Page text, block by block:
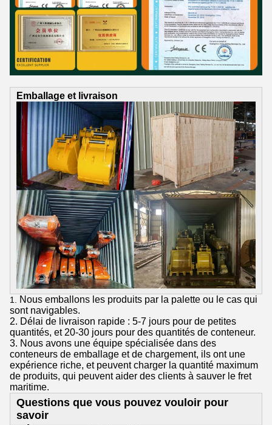
Emballage et livraison
1. Nous emballons les produits par la palette ou le cas qui
sont navigables.
2. Délai de livraison rapide : 5-7 jours pour de petites
quantités, et 20-30 jours pour des quantités de conteneur.
3. Nous avons une équipe spécialisée dans des
conteneurs de emballage et de chargement, ils ont une
expérience riche, et peuvent charger la quantité maximum
de produits, qui peuvent aider des clients à sauver le fret
maritime.
Questions que vous pouvez vouloir pour
savoir